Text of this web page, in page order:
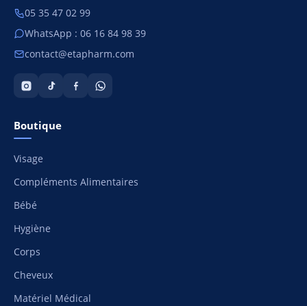
05 35 47 02 99
WhatsApp : 06 16 84 98 39
contact@etapharm.com
Boutique
Visage
Compléments Alimentaires
Bébé
Hygiène
Corps
Cheveux
Matériel Médical